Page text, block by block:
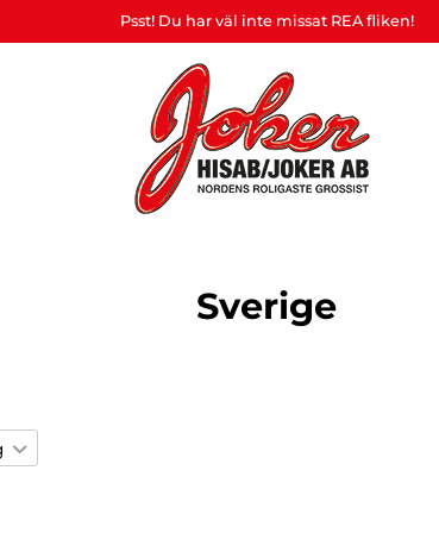
Psst! Du har väl inte missat REA fliken!
Sverige